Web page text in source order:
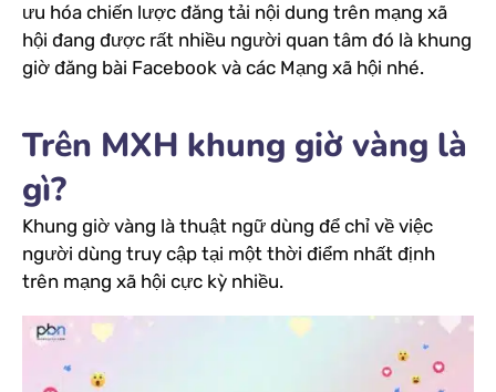
ưu hóa chiến lược đăng tải nội dung trên mạng xã
hội đang được rất nhiều người quan tâm đó là khung
giờ đăng bài Facebook và các Mạng xã hội nhé.
Trên MXH khung giờ vàng là
gì?
Khung giờ vàng là thuật ngữ dùng để chỉ về việc
người dùng truy cập tại một thời điểm nhất định
trên mạng xã hội cực kỳ nhiều.